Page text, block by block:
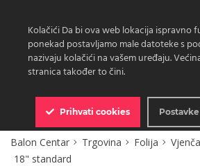
Balon Centar Trgovina Folija
18" standard
Kolačići Da bi ova web lokacija ispravno
ponekad postavljamo male datoteke s
nazivaju kolačići na vašem uređaju.
stranica također to čini.
Prihvati cookies Postavke